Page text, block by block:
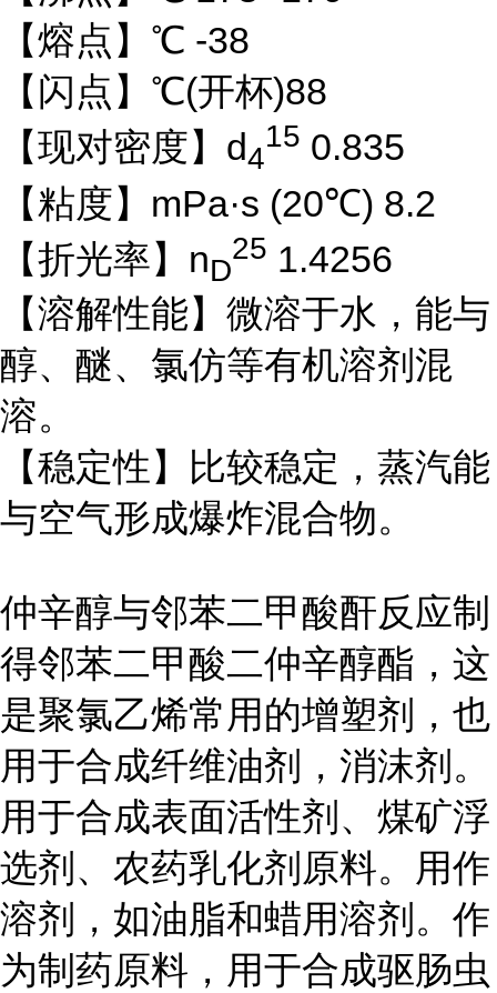
【熔点】℃ -38
【闪点】℃(开杯)88
【现对密度】d4
15 0.835
【粘度】mPa·s (20℃) 8.2
【折光率】nD
25 1.4256
【溶解性能】微溶于水，能与
醇、醚、氯仿等有机溶剂混
溶。
【稳定性】比较稳定，蒸汽能
与空气形成爆炸混合物。
仲辛醇与邻苯二甲酸酐反应制
得邻苯二甲酸二仲辛醇酯，这
是聚氯乙烯常用的增塑剂，也
用于合成纤维油剂，消沫剂。
用于合成表面活性剂、煤矿浮
选剂、农药乳化剂原料。用作
溶剂，如油脂和蜡用溶剂。作
为制药原料，用于合成驱肠虫